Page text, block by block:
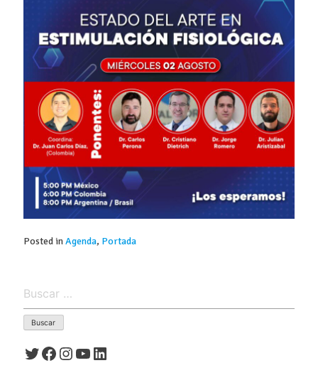
Posted inAgenda, Portada
Twitter
Facebook
Instagram
YouTube
LinkedIn